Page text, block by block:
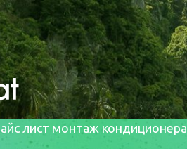
лист монтаж кондиционера